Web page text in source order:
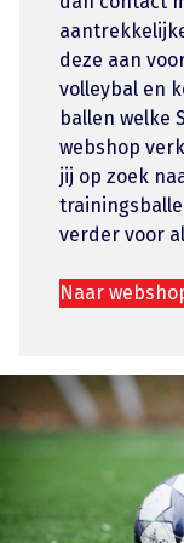
deze aan
volleybal en
ballen welke
webshop
jij op zoek
verder voor
Naar